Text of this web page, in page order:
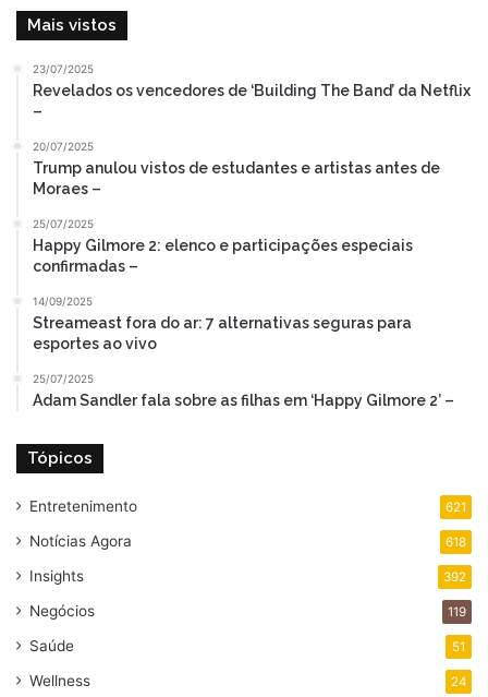
Mais vistos
23/07/2025
Revelados os vencedores de ‘Building The Band’ da Netflix
–
20/07/2025
Trump anulou vistos de estudantes e artistas antes de
Moraes –
25/07/2025
Happy Gilmore 2: elenco e participações especiais
confirmadas –
14/09/2025
Streameast fora do ar: 7 alternativas seguras para
esportes ao vivo
25/07/2025
Adam Sandler fala sobre as filhas em ‘Happy Gilmore 2’ –
Tópicos
Entretenimento 621
Notícias Agora 618
Insights 392
Negócios 119
Saúde 51
Wellness 24